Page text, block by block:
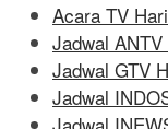
Acara TV
Jadwal
Jadwal GTV
Jadwal